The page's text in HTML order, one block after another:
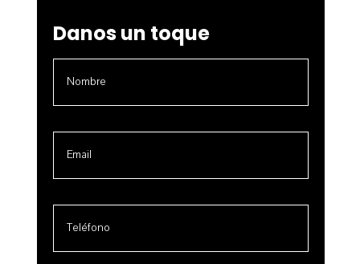
Danos un toque